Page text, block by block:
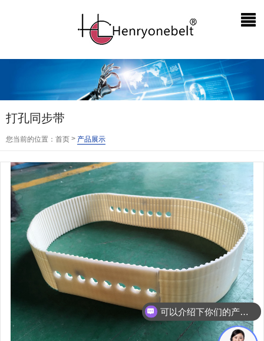
打孔同步带
您当前的位置： 首页 > 产品展示
可以介绍下你们的产品么？